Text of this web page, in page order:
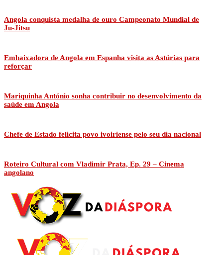
Angola conquista medalha de ouro Campeonato Mundial de
Ju-Jitsu
Embaixadora de Angola em Espanha visita as Astúrias para
reforçar
Mariquinha António sonha contribuir no desenvolvimento da
saúde em Angola
Chefe de Estado felicita povo ivoiriense pelo seu dia nacional
Roteiro Cultural com Vladimir Prata, Ep. 29 – Cinema
angolano